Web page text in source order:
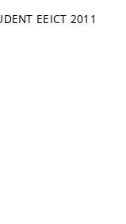
EEICT 2011